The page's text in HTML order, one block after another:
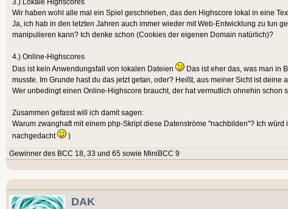
Wir haben wohl alle mal ein Spiel geschrieben, das den Highscore lokal in eine
Ja, ich hab in den letzten Jahren auch immer wieder mit Web-Entwicklung zu tun
manipulieren kann? Ich denke schon (Cookies der eigenen Domain natürlich)?
4.) Online-Highscores
Das ist kein Anwendungsfall von lokalen Dateien
Das ist eher das, was man in
musste. Im Grunde hast du das jetzt getan, oder? Heißt, aus meiner Sicht ist
Wer unbedingt einen Online-Highscore braucht, der hat vermutlich ohnehin schon
Zusammen gefasst will ich damit sagen:
Warum zwanghaft mit einem php-Skript diese Datenströme "nachbilden"? Ich
nachgedacht
)
Gewinner des BCC 18, 33 und 65 sowie MiniBCC 9
DAK